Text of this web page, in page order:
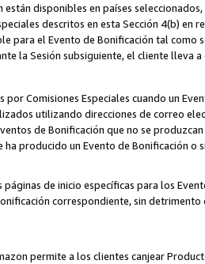
están disponibles en países
descritos en esta Sección 4(b) en
para el Evento de Bonificación tal como
la Sesión subsiguiente, el cliente lleva
por Comisiones Especiales cuando un
utilizando direcciones de correo
de Bonificación que no se
ha producido un Evento de Bonificación
páginas de inicio específicas para los
correspondiente, sin
permite a los clientes canjear